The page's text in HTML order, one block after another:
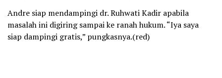
Andre siap mendampingi dr. Ruhwati Kadir apabila
masalah ini digiring sampai ke ranah hukum. “Iya saya
siap dampingi gratis,” pungkasnya.(red)